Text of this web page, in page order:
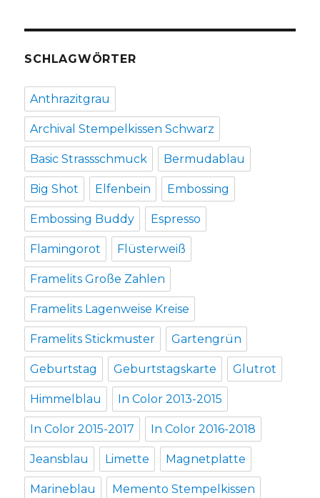
SCHLAGWÖRTER
Anthrazitgrau
Archival Stempelkissen Schwarz
Basic Strassschmuck Bermudablau
Big Shot Elfenbein Embossing
Embossing Buddy Espresso
Flamingorot Flüsterweiß
Framelits Große Zahlen
Framelits Lagenweise Kreise
Framelits Stickmuster Gartengrün
Geburtstag Geburtstagskarte Glutrot
Himmelblau In Color 2013-2015
In Color 2015-2017 In Color 2016-2018
Jeansblau Limette Magnetplatte
Marineblau Memento Stempelkissen